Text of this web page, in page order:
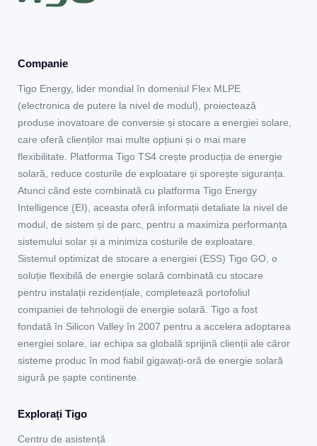
Companie
Tigo Energy, lider mondial în domeniul Flex MLPE
(electronica de putere la nivel de modul), proiectează
produse inovatoare de conversie și stocare a energiei solare,
care oferă clienților mai multe opțiuni și o mai mare
flexibilitate. Platforma Tigo TS4 crește producția de energie
solară, reduce costurile de exploatare și sporește siguranța.
Atunci când este combinată cu platforma Tigo Energy
Intelligence (EI), aceasta oferă informații detaliate la nivel de
modul, de sistem și de parc, pentru a maximiza performanța
sistemului solar și a minimiza costurile de exploatare.
Sistemul optimizat de stocare a energiei (ESS) Tigo GO, o
soluție flexibilă de energie solară combinată cu stocare
pentru instalații rezidențiale, completează portofoliul
companiei de tehnologii de energie solară. Tigo a fost
fondată în Silicon Valley în 2007 pentru a accelera adoptarea
energiei solare, iar echipa sa globală sprijină clienții ale căror
sisteme produc în mod fiabil gigawați-oră de energie solară
sigură pe șapte continente.
Explorați Tigo
Centru de asistență